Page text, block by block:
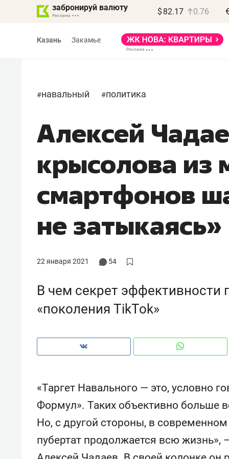
забронируй валюту $ 82.17 0.76
Казань Закамье
#навальный #политика
Алексей
крысолова из
смартфонов
не затыкаясь»
22 января 2021 54
В чем секрет эффективности
«поколения TikTok»
«Таргет Навального — это, условно
Формул». Таких объективно больше
Но, с другой стороны, в современном
пубертат продолжается всю жизнь»,
Василь Мазитов
МАРТ
«Не зная местных
правил, бизнес может
потерять минимум
полгода»
Как бизнесу выйти на зарубежные
Как ГК «МИР ГРУПП» и ВТБ
создают оазис жилого
комфорта под Казанью
150
ID